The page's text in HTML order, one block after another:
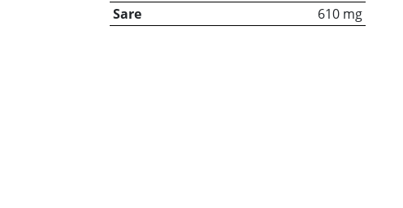
Sare
610 mg